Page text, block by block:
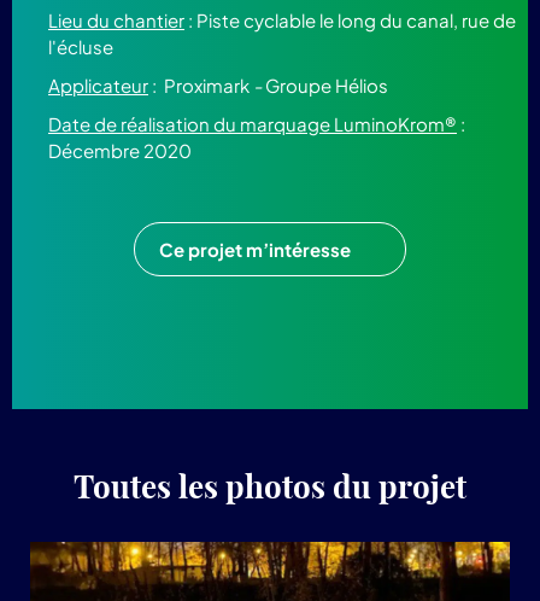
Lieu du chantier : Piste cyclable le long du canal, rue de
l'écluse
Applicateur : Proximark -Groupe Hélios
Date de réalisation du marquage LuminoKrom® :
Décembre 2020
Ce projet m’intéresse
Toutes les photos du projet